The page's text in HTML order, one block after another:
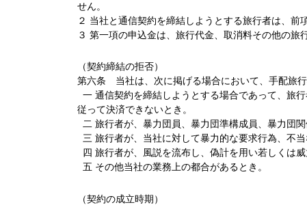
せん。
２ 当社と通信契約を締結しようとする旅行者は、前
３ 第一項の申込金は、旅行代金、取消料その他の旅
（契約締結の拒否）
第六条 当社は、次に掲げる場合において、手配旅行
一 通信契約を締結しようとする場合であって、旅
従って決済できないとき。
二 旅行者が、暴力団員、暴力団準構成員、暴力団
三 旅行者が、当社に対して暴力的な要求行為、不
四 旅行者が、風説を流布し、偽計を用い若しくは
五 その他当社の業務上の都合があるとき。
（契約の成立時期）